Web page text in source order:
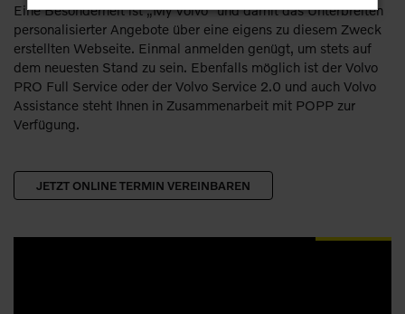
Eine Besonderheit ist „My Volvo“ und damit das Unterbreiten
personalisierter Angebote über eine eigens zu diesem Zweck
erstellten Webseite. Einmal anmelden genügt, um stets auf
dem neuesten Stand zu sein. Ebenfalls möglich ist der Volvo
PRO Full Service oder der Volvo Service 2.0 und auch Volvo
Assistance steht Ihnen in Zusammenarbeit mit POPP zur
Verfügung.
JETZT ONLINE TERMIN VEREINBAREN